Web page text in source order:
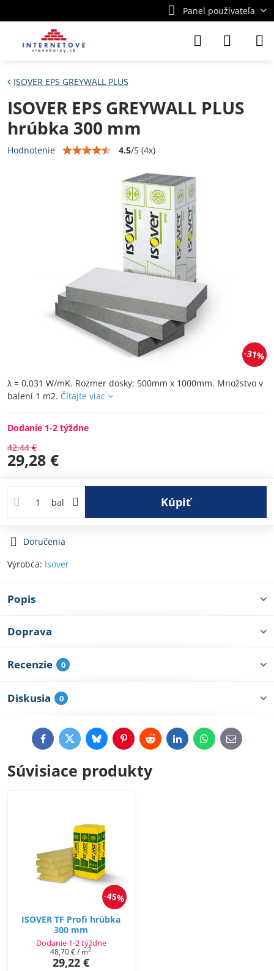
Panel používateľa
31%
ISOVER EPS GREYWALL PLUS
ISOVER EPS GREYWALL PLUS
hrúbka 300 mm
Hodnotenie 4.5/5 (4x)
λ = 0,031 W/mK. Rozmer dosky: 500mm x 1000mm. Množstvo v
balení 1 m2. Čítajte viac
Dodanie 1-2 týždne
42,44 €
29,28 €
bal Kúpiť
Doručenia
Výrobca: Isover
Popis
Doprava
Recenzie 0
Diskusia 0
FacebookTwitterBlueskyPinterestRedditLinkedInWhatsApp
E-
mail
Súvisiace produkty
45%
ISOVER TF Profi hrúbka
300 mm
Dodanie 1-2 týždne
29,22 €
48,70 €/ m2